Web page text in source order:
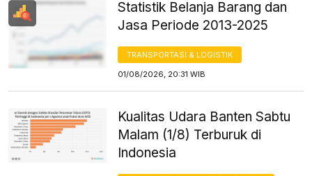
Statistik Belanja Barang dan
Jasa Periode 2013-2025
TRANSPORTASI & LOGISTIK
01/08/2026, 20:31 WIB
Kualitas Udara Banten Sabtu
Malam (1/8) Terburuk di
Indonesia